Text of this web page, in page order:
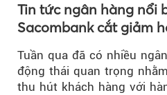
Tin tức ngân hàng nổi
Sacombank cắt giảm
Tuần qua đã có nhiều
động thái quan trọng
thu hút khách hàng với